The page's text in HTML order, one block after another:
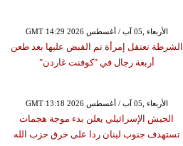
GMT 14:29 2026 الأربعاء ,05 آب / أغسطس
الشرطة تعتقل إمرأة تم القبض عليها بعد طعن
أربعة رجال في "كوفنت غاردن"
GMT 13:18 2026 الأربعاء ,05 آب / أغسطس
الجيش الإسرائيلي يعلن بدء موجة هجمات
تستهدف جنوب لبنان ردا على خرق حزب الله